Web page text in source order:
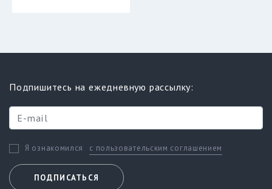
Подпишитесь на ежедневную рассылку:
Я ознакомился с пользовательским соглашением
ПОДПИСАТЬСЯ